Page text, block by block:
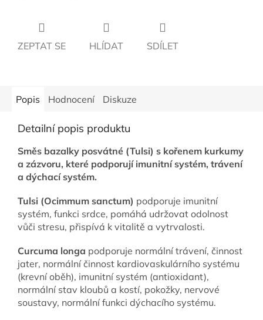
ZEPTAT SE HLÍDAT SDÍLET
Popis Hodnocení Diskuze
Detailní popis produktu
Směs bazalky posvátné (Tulsi) s kořenem kurkumy
a zázvoru, které podporují imunitní systém, trávení
a dýchací systém.
Tulsi (Ocimmum sanctum) podporuje imunitní
systém, funkci srdce, pomáhá udržovat odolnost
vůči stresu, přispívá k vitalitě a vytrvalosti.
Curcuma longa podporuje normální trávení, činnost
jater, normální činnost kardiovaskulárního systému
(krevní oběh), imunitní systém (antioxidant),
normální stav kloubů a kostí, pokožky, nervové
soustavy, normální funkci dýchacího systému.